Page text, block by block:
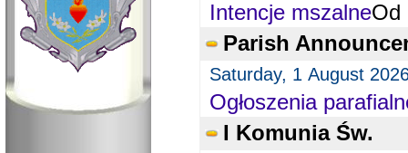
Intencje mszalneOd
Parish
Saturday, 1 August
Ogłoszenia
I Komunia Św.